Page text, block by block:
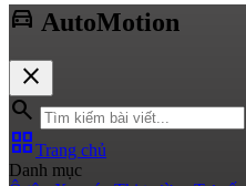
directions_car AutoMotion
close
search
grid_viewTrang chủ
Danh mục